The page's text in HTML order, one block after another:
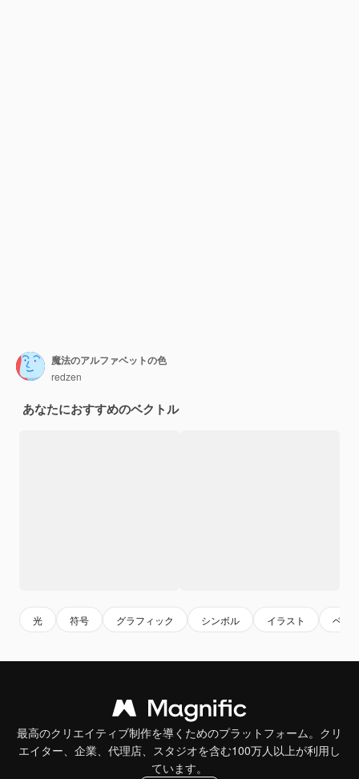
魔法のアルファベットの色
redzen
あなたにおすすめのベクトル
光 符号 グラフィック シンボル イラスト ベク
最高のクリエイティブ制作を導くためのプラットフォーム。クリ
エイター、企業、代理店、スタジオを含む100万人以上が利用し
ています。